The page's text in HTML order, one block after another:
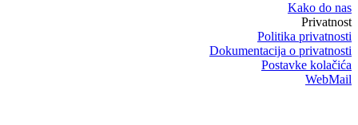
Kako do nas
Privatnost
Politika privatnosti
Dokumentacija o privatnosti
Postavke kolačića
WebMail